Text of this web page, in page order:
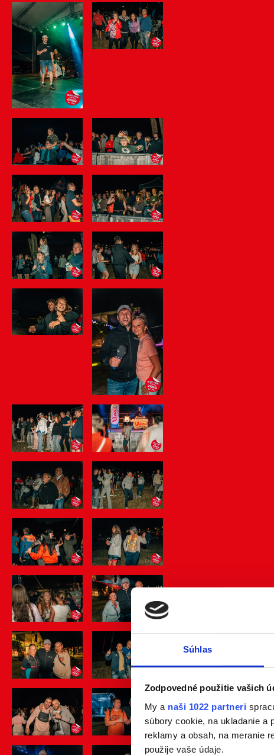
Súhlas
Zodpovedné použitie vašich
My a naši 1022 partneri
súbory cookie, na ukladanie a
reklamy a obsah, na meranie
použije vaše údaje.